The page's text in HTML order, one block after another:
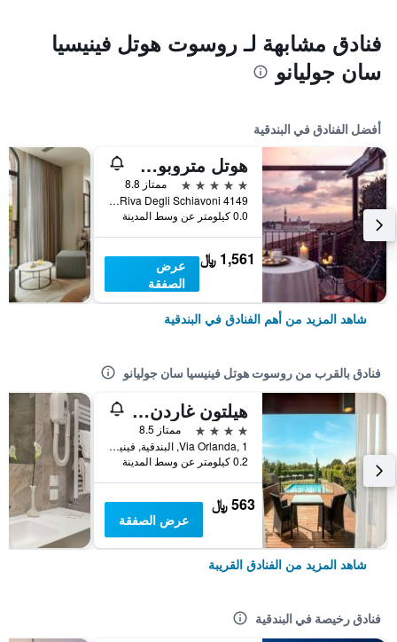
فنادق مشابهة لـ روسوت هوتل فينيسيا
سان جوليانو
أفضل الفنادق في البندقية
هوتل متروبول فينيتسيا
5 نجوم
ممتاز 8.8
Riva Degli Schiavoni 4149, البندقية, فينيتو, إيطاليا
0.0 كيلومتر عن وسط المدينة
1,561 ﷼
عرض
الصفقة
شاهد المزيد من أهم الفنادق في البندقية
فنادق بالقرب من روسوت هوتل فينيسيا سان جوليانو
هيلتون غاردن إن البندقية ميستري
4 نجوم
ممتاز 8.5
Via Orlanda, 1, البندقية, فينيتو, إيطاليا
0.2 كيلومتر عن وسط المدينة
563 ﷼
عرض الصفقة
شاهد المزيد من الفنادق القريبة
فنادق رخيصة في البندقية